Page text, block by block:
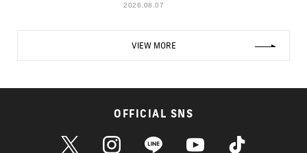
2026.08.07
VIEW MORE
OFFICIAL SNS